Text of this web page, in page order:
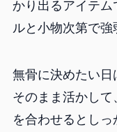
かり出るアイテ
ルと小物次第で強
無骨に決めたい日
そのまま活かし
を合わせるとし